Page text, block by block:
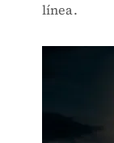
línea.